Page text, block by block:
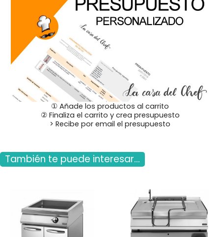
① Añade los productos al carrito
② Finaliza el carrito y crea presupuesto
> Recibe por email el presupuesto
También te puede interesar...